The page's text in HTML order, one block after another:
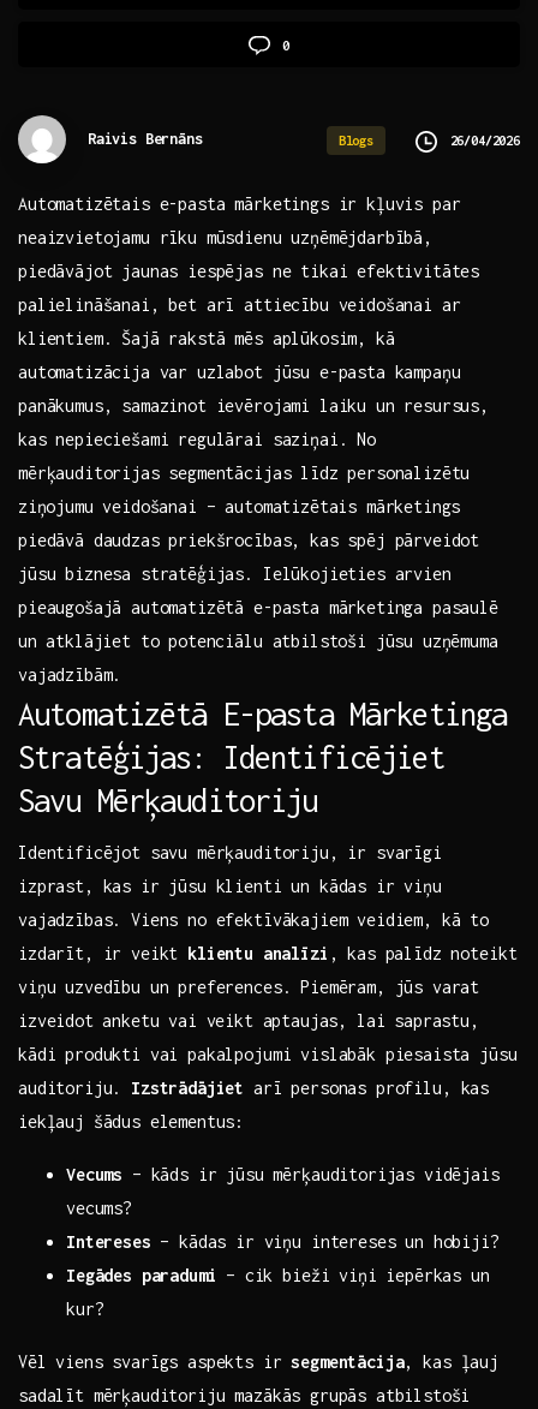
0
Raivis Bernāns Blogs 26/04/2026
Automatizētais e-pasta ​mārketings ir kļuvis par
neaizvietojamu rīku mūsdienu uzņēmējdarbībā,
piedāvājot jaunas iespējas ne tikai efektivitātes
palielināšanai, bet arī attiecību veidošanai ar
klientiem. Šajā rakstā mēs aplūkosim, kā
automatizācija var uzlabot jūsu e-pasta kampaņu
panākumus, samazinot ievērojami laiku un resursus,
kas nepieciešami regulārai saziņai. No
mērķauditorijas segmentācijas līdz personalizētu
⁤ziņojumu veidošanai – automatizētais mārketings
piedāvā daudzas priekšrocības, kas spēj pārveidot
jūsu biznesa stratēģijas. Ielūkojieties arvien
pieaugošajā automatizētā e-pasta mārketinga pasaulē
⁢un atklājiet to potenciālu atbilstoši jūsu uzņēmuma
vajadzībām.
Automatizētā E-pasta ​Mārketinga
Stratēģijas: Identificējiet
Savu Mērķauditoriju
Identificējot savu mērķauditoriju, ir svarīgi
izprast, kas ‌ir jūsu klienti un kādas ir viņu
vajadzības. Viens no efektīvākajiem‍ veidiem, kā to
izdarīt, ir veikt klientu ⁤analīzi , kas palīdz noteikt
viņu uzvedību un preferences. Piemēram, jūs ​varat
izveidot⁣ anketu vai veikt⁢ aptaujas, lai saprastu,
kādi produkti vai pakalpojumi vislabāk piesaista jūsu
auditoriju. Izstrādājiet arī personas profilu, kas⁤
iekļauj šādus elementus:
Vecums – kāds ir jūsu mērķauditorijas vidējais
vecums?
Intereses – kādas ir viņu intereses un hobiji?
Iegādes paradumi – ⁤cik bieži viņi iepērkas un
kur?
Vēl viens svarīgs aspekts irsegmentācija, kas ļauj
sadalīt mērķauditoriju ‌mazākās grupās atbilstoši